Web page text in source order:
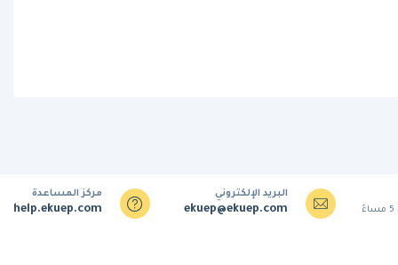
البريد الإلكتروني
ekuep@ekuep.com
مركز المساعدة
help.ekuep.com